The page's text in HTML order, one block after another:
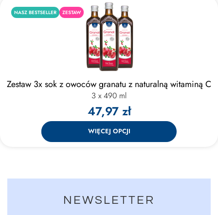
NASZ BESTSELLER ZESTAW
Zestaw 3x sok z owoców granatu z naturalną witaminą C
3 x 490 ml
47,97 zł
WIĘCEJ OPCJI
NEWSLETTER